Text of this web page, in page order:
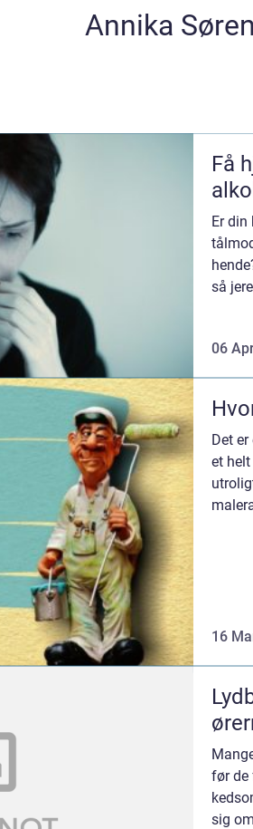
Annika
Få
Er
så
06
Det
et
16
før de
sig